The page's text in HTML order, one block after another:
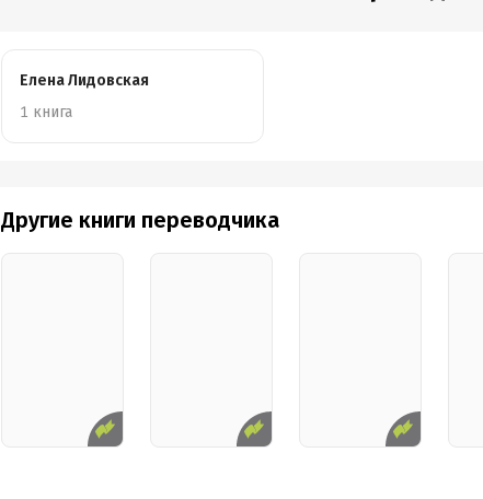
Елена Лидовская
1 книга
Другие книги переводчика